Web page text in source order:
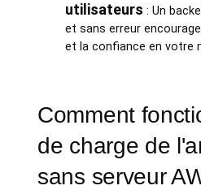
utilisateurs : Un
et sans erreur
et la confiance en votre
Comment
de charge de
sans serveur